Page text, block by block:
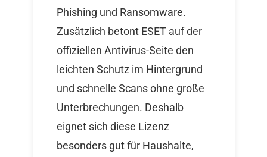
Phishing und Ransomware.
Zusätzlich betont ESET auf der
offiziellen Antivirus-Seite den
leichten Schutz im Hintergrund
und schnelle Scans ohne große
Unterbrechungen. Deshalb
eignet sich diese Lizenz
besonders gut für Haushalte,